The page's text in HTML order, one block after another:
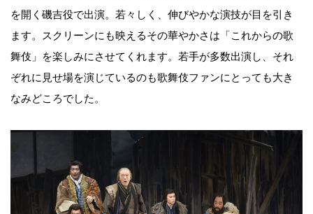
を開く磯吉役で出演。若々しく、伸びやかな演技が目を引き
ます。スクリーンにも映えるその華やかさは「これからの歌
舞伎」を楽しみにさせてくれます。若手が多数出演し、それ
ぞれに見せ場を演じているのも歌舞伎ファンにとっても大き
なみどころでした。